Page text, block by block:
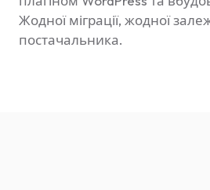
Жодної міграції, жодної
постачальника.